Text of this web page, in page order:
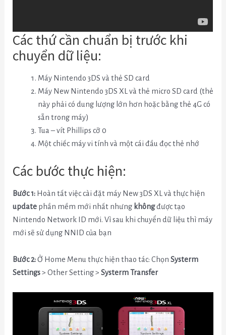
Các thứ cần chuẩn bị trước khi
chuyển dữ liệu:
Máy Nintendo 3DS và thẻ SD card
Máy New Nintendo 3DS XL và thẻ micro SD card (thẻ
này phải có dung lượng lớn hơn hoặc bằng thẻ 4G có
sẵn trong máy)
Tua – vít Phillips cỡ 0
Một chiếc máy vi tính và một cái đầu đọc thẻ nhớ
Các bước thực hiện:
Bước 1: Hoàn tất việc cài đặt máy New 3DS XL và thực hiện
update phần mềm mới nhất nhưng khôngđược tạo
Nintendo Network ID mới. Vì sau khi chuyển dữ liệu thì máy
mới sẽ sử dụng NNID của bạn
Bước 2:Ở Home Menu thực hiện thao tác: ChọnSysterm
Settings> Other Setting >Systerm Transfer